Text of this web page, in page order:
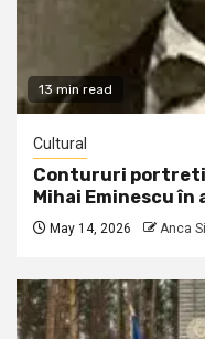
13 min read
Cultural
Contururi
Mihai Eminescu în
May 14, 2026 Anca